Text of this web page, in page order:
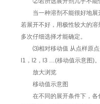
当一种溶剂不能很好地展
若展开不好，用极性较大的
多次仔细选择才能确定。
⑶相对移动值 从点样原
l1 ， l2 ， l3 …(移动值示意图)。
放大浏览
移动值示意图
在不同的展开条件下，各